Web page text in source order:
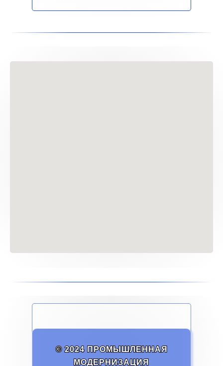
© 2024 ПРОМЫШЛЕННАЯ
МОДЕРНИЗАЦИЯ